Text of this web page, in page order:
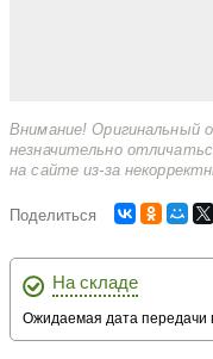
Внимание! Оригинальный
незначительно
на сайте из-за
Поделиться
На складе
Ожидаемая дата передачи